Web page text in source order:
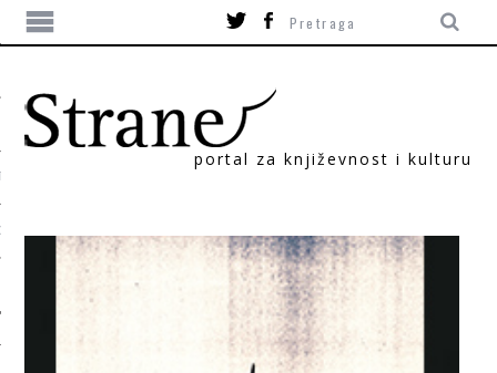
portal za književnost i kulturu